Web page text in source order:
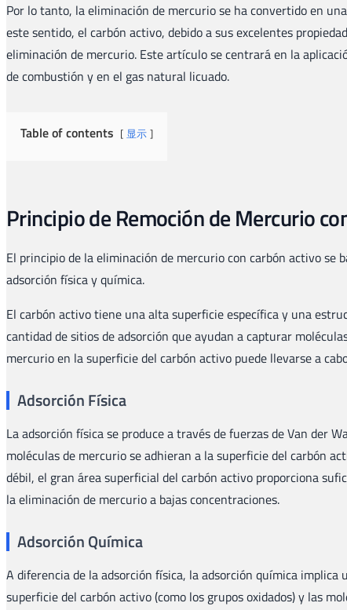
Por lo tanto, la eliminación de mercurio se ha convertido en
este sentido, el carbón activo, debido a sus excelentes
eliminación de mercurio. Este artículo se centrará en la
de combustión y en el gas natural licuado.
Table of contents 显示
Principio de Remoción de Mercurio
El principio de la eliminación de mercurio con carbón activo se
adsorción física y química.
El carbón activo tiene una alta superficie específica y una
cantidad de sitios de adsorción que ayudan a capturar
mercurio en la superficie del carbón activo puede llevarse a
Adsorción Física
La adsorción física se produce a través de fuerzas de Van der
moléculas de mercurio se adhieran a la superficie del carbón
débil, el gran área superficial del carbón activo proporciona
la eliminación de mercurio a bajas concentraciones.
Adsorción Química
A diferencia de la adsorción física, la adsorción química
superficie del carbón activo (como los grupos oxidados) y las